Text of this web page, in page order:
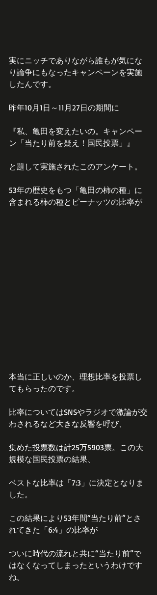
実にニッチでありながら誰もが気にな
り論争にもなったキャンペーンを実施
したんです。
昨年10月1日～11月27日の期間に
『私、亀田を変えたいの。キャンペー
ン「当たり前を疑え！国民投票」』
と題して実施されたこのアンケート。
53年の歴史をもつ「亀田の柿の種」に
含まれる柿の種とピーナッツの比率が
本当に正しいのか、理想比率を投票し
てもらったのです。
比率についてはSNSやラジオで激論が交
わされるなど大きな反響を呼び、
集めた投票数は計25万5903票。この大
規模な国民投票の結果、
ベストな比率は「7:3」に決定となりま
した。
この結果により53年間“当たり前”とさ
れてきた「6:4」の比率が
ついに時代の流れと共に“当たり前”で
はなくなってしまったというわけです
ね。